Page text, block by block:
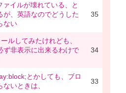
イルが壊れている、と
が、英語なのでどうした
ない
35
ルしてみたけれども、
ず非表示に出来るわけで
34
とかしても、ブロ
いときは、
33